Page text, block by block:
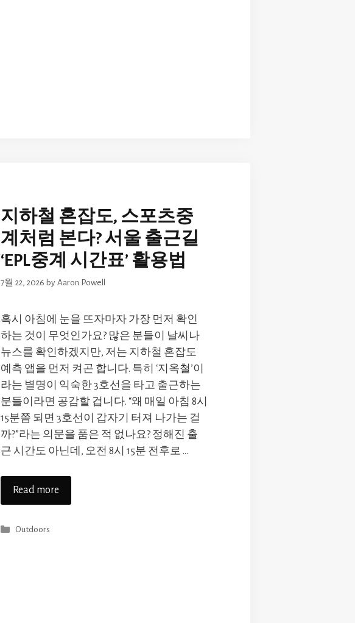
지하철 혼잡도, 스포츠중
계처럼 본다? 서울 출근길
‘EPL중계 시간표’ 활용법
7월 22, 2026 by Aaron Powell
혹시 아침에 눈을 뜨자마자 가장 먼저 확인
하는 것이 무엇인가요? 많은 분들이 날씨나
뉴스를 확인하겠지만, 저는 지하철 혼잡도
예측 앱을 먼저 켜곤 합니다. 특히 ‘지옥철’이
라는 별명이 익숙한 3호선을 타고 출근하는
분들이라면 공감할 겁니다. “왜 매일 아침 8시
15분쯤 되면 3호선이 갑자기 터져 나가는 걸
까?”라는 의문을 품은 적 없나요? 정해진 출
근 시간도 아닌데, 오전 8시 15분 전후로 …
Read more
Categories
Outdoors